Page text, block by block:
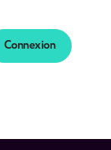
Connexion